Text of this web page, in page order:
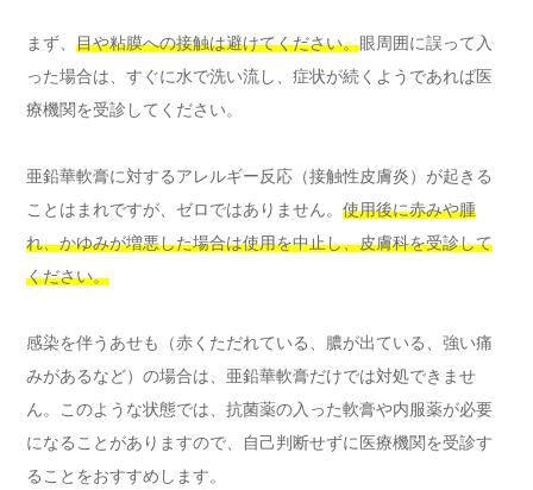
まず、 目や粘膜への接触は避けてください。眼周囲に誤って入
った場合は、すぐに水で洗い流し、症状が続くようであれば医
療機関を受診してください。
亜鉛華軟膏に対するアレルギー反応（接触性皮膚炎）が起きる
ことはまれですが、ゼロではありません。 使用後に赤みや腫
れ、かゆみが増悪した場合は使用を中止し、皮膚科を受診して
ください。
感染を伴うあせも（赤くただれている、膿が出ている、強い痛
みがあるなど）の場合は、亜鉛華軟膏だけでは対処できませ
ん。このような状態では、抗菌薬の入った軟膏や内服薬が必要
になることがありますので、自己判断せずに医療機関を受診す
ることをおすすめします。